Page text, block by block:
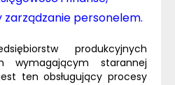
zarządzanie personelem.
produkcyjnych
wymagającym starannej
ten obsługujący procesy